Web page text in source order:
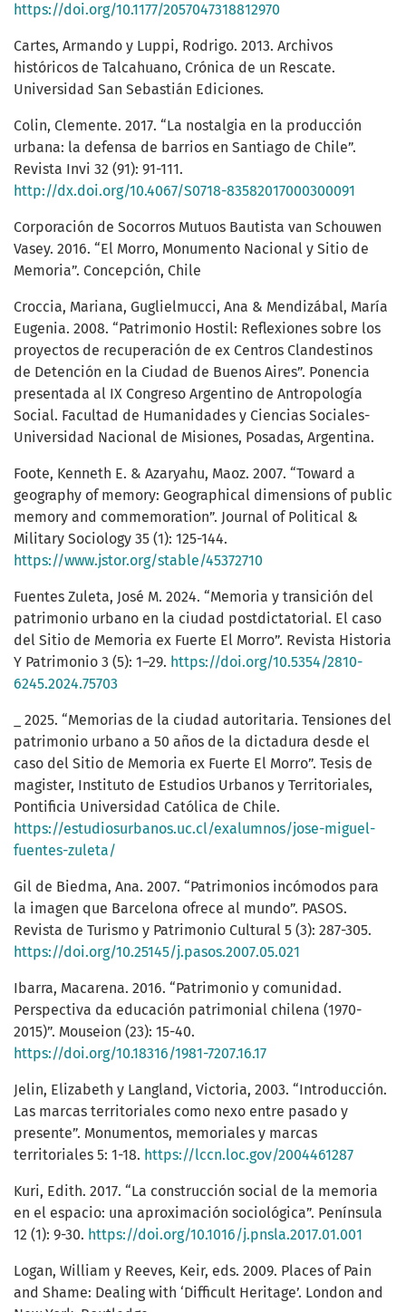
https://doi.org/10.1177/2057047318812970
Cartes, Armando y Luppi, Rodrigo. 2013. Archivos
históricos de Talcahuano, Crónica de un Rescate.
Universidad San Sebastián Ediciones.
Colin, Clemente. 2017. “La nostalgia en la producción
urbana: la defensa de barrios en Santiago de Chile”.
Revista Invi 32 (91): 91-111.
http://dx.doi.org/10.4067/S0718-83582017000300091
Corporación de Socorros Mutuos Bautista van Schouwen
Vasey. 2016. “El Morro, Monumento Nacional y Sitio de
Memoria”. Concepción, Chile
Croccia, Mariana, Guglielmucci, Ana & Mendizábal, María
Eugenia. 2008. “Patrimonio Hostil: Reflexiones sobre los
proyectos de recuperación de ex Centros Clandestinos
de Detención en la Ciudad de Buenos Aires”. Ponencia
presentada al IX Congreso Argentino de Antropología
Social. Facultad de Humanidades y Ciencias Sociales-
Universidad Nacional de Misiones, Posadas, Argentina.
Foote, Kenneth E. & Azaryahu, Maoz. 2007. “Toward a
geography of memory: Geographical dimensions of public
memory and commemoration”. Journal of Political &
Military Sociology 35 (1): 125-144.
https://www.jstor.org/stable/45372710
Fuentes Zuleta, José M. 2024. “Memoria y transición del
patrimonio urbano en la ciudad postdictatorial. El caso
del Sitio de Memoria ex Fuerte El Morro”. Revista Historia
Y Patrimonio 3 (5): 1–29. https://doi.org/10.5354/2810-
6245.2024.75703
_ 2025. “Memorias de la ciudad autoritaria. Tensiones del
patrimonio urbano a 50 años de la dictadura desde el
caso del Sitio de Memoria ex Fuerte El Morro”. Tesis de
magister, Instituto de Estudios Urbanos y Territoriales,
Pontificia Universidad Católica de Chile.
https://estudiosurbanos.uc.cl/exalumnos/jose-miguel-
fuentes-zuleta/
Gil de Biedma, Ana. 2007. “Patrimonios incómodos para
la imagen que Barcelona ofrece al mundo”. PASOS.
Revista de Turismo y Patrimonio Cultural 5 (3): 287-305.
https://doi.org/10.25145/j.pasos.2007.05.021
Ibarra, Macarena. 2016. “Patrimonio y comunidad.
Perspectiva da educación patrimonial chilena (1970-
2015)”. Mouseion (23): 15-40.
https://doi.org/10.18316/1981-7207.16.17
Jelin, Elizabeth y Langland, Victoria, 2003. “Introducción.
Las marcas territoriales como nexo entre pasado y
presente”. Monumentos, memoriales y marcas
territoriales 5: 1-18. https://lccn.loc.gov/2004461287
Kuri, Edith. 2017. “La construcción social de la memoria
en el espacio: una aproximación sociológica”. Península
12 (1): 9-30. https://doi.org/10.1016/j.pnsla.2017.01.001
Logan, William y Reeves, Keir, eds. 2009. Places of Pain
and Shame: Dealing with ‘Difficult Heritage’. London and